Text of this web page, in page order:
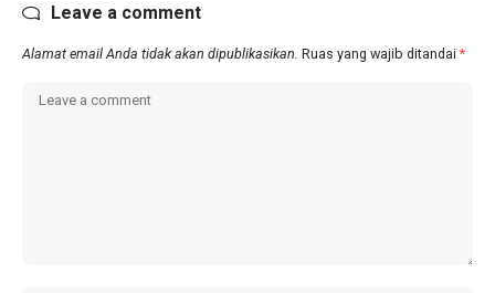
Leave a comment
Alamat email Anda tidak akan dipublikasikan. Ruas yang wajib ditandai *